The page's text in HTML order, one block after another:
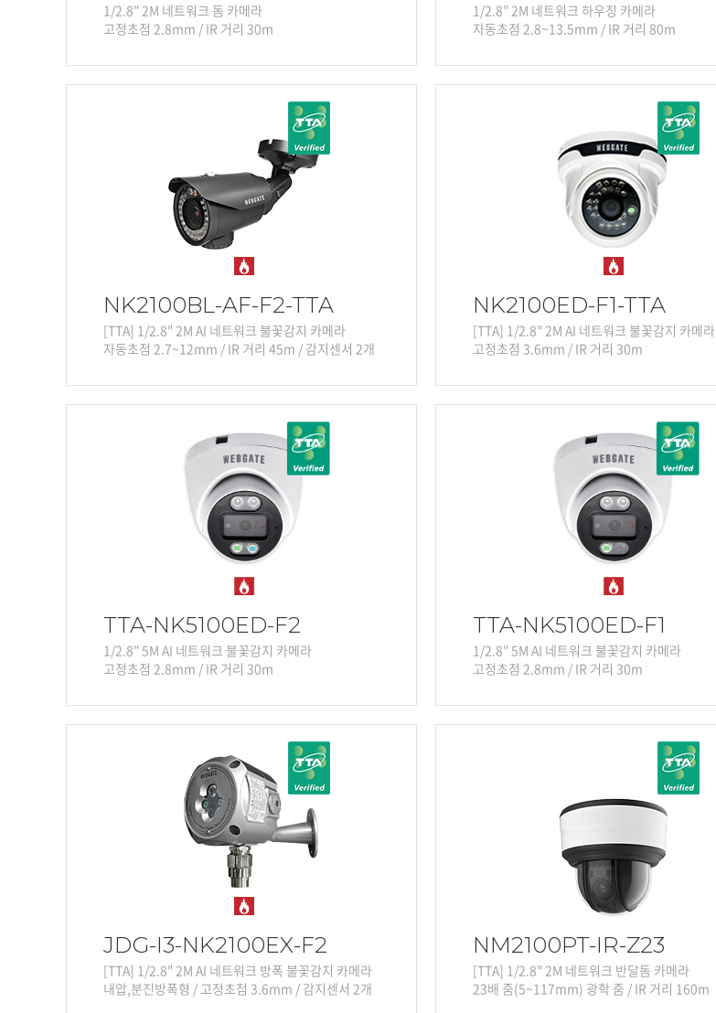
1/2.8" 2M 네트워크 돔 카메라
고정초점 2.8mm / IR 거리 30m
1/2.8" 2M 네트워크 하우징 카메라
자동초점 2.8~13.5mm / IR 거리 80m
NK2100BL-AF-F2-TTA
[TTA] 1/2.8" 2M AI 네트워크 불꽃감지 카메라
자동초점 2.7~12mm / IR 거리 45m / 감지센서 2개
NK2100ED-F1-TTA
[TTA] 1/2.8" 2M AI 네트워크 불꽃감지 카메라
고정초점 3.6mm / IR 거리 30m
TTA-NK5100ED-F2
1/2.8" 5M AI 네트워크 불꽃감지 카메라
고정초점 2.8mm / IR 거리 30m
TTA-NK5100ED-F1
1/2.8" 5M AI 네트워크 불꽃감지 카메라
고정초점 2.8mm / IR 거리 30m
JDG-I3-NK2100EX-F2
[TTA] 1/2.8" 2M AI 네트워크 방폭 불꽃감지 카메라
내압,분진방폭형 / 고정초점 3.6mm / 감지센서 2개
NM2100PT-IR-Z23
[TTA] 1/2.8" 2M 네트워크 반달돔 카메라
23배 줌(5~117mm) 광학 줌 / IR 거리 160m